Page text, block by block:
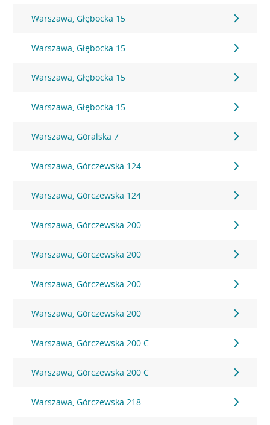
Warszawa, Głębocka 15
Warszawa, Głębocka 15
Warszawa, Głębocka 15
Warszawa, Głębocka 15
Warszawa, Góralska 7
Warszawa, Górczewska 124
Warszawa, Górczewska 124
Warszawa, Górczewska 200
Warszawa, Górczewska 200
Warszawa, Górczewska 200
Warszawa, Górczewska 200
Warszawa, Górczewska 200 C
Warszawa, Górczewska 200 C
Warszawa, Górczewska 218